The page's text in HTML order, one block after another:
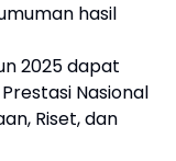
hasil
2025 dapat
Nasional
Riset, dan